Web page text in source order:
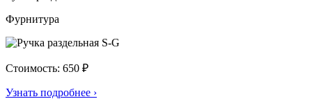
Фурнитура
Стоимость: 650 ₽
Узнать подробнее ›